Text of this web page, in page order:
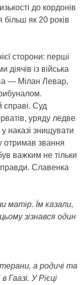
до кордонів
як 20 років
сторони: перші
із війська
— Мілан Левар,
справі. Суд
уряду ледве
наказі знищувати
отримав звання
важким не тільки
правди. Славенка
матір. Їм казали,
зізнався один
а родичі та
Гаазі. У Рієці